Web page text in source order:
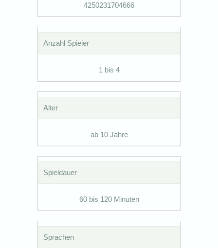
4250231704666
Anzahl Spieler
1 bis 4
Alter
ab 10 Jahre
Spieldauer
60 bis 120 Minuten
Sprachen